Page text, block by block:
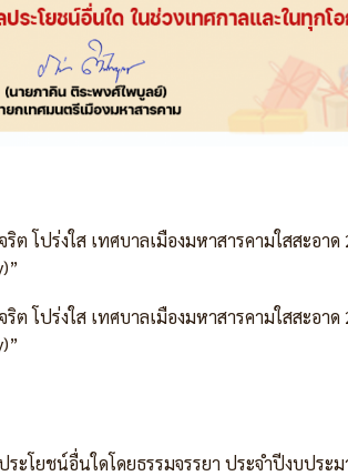
ริต โปร่งใส เทศบาลเมืองมหาสารคามใสสะอ
ริต โปร่งใส เทศบาลเมืองมหาสารคามใสสะอ
ะโยชน์อื่นใดโดยธรรมจรรยา ประจำปีงบประ